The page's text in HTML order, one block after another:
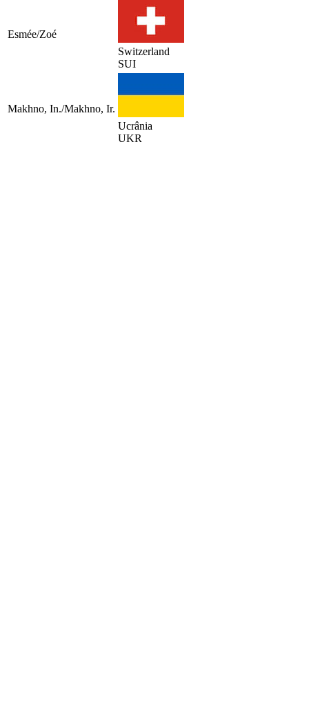
Esmée/Zoé
Switzerland
SUI
Makhno, In./Makhno, Ir.
Ucrânia
UKR